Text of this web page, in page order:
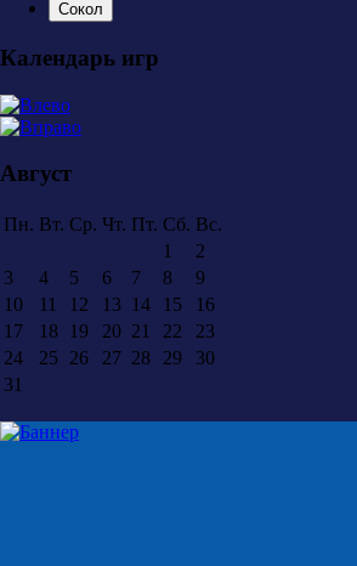
Сокол
Календарь игр
Август
Пн. Вт. Ср. Чт. Пт. Сб. Вс.
1
2
3
4 5 6 7 8
9
10
11 12 13 14 15
16
17
18 19 20 21 22
23
24
25 26 27 28 29
30
31